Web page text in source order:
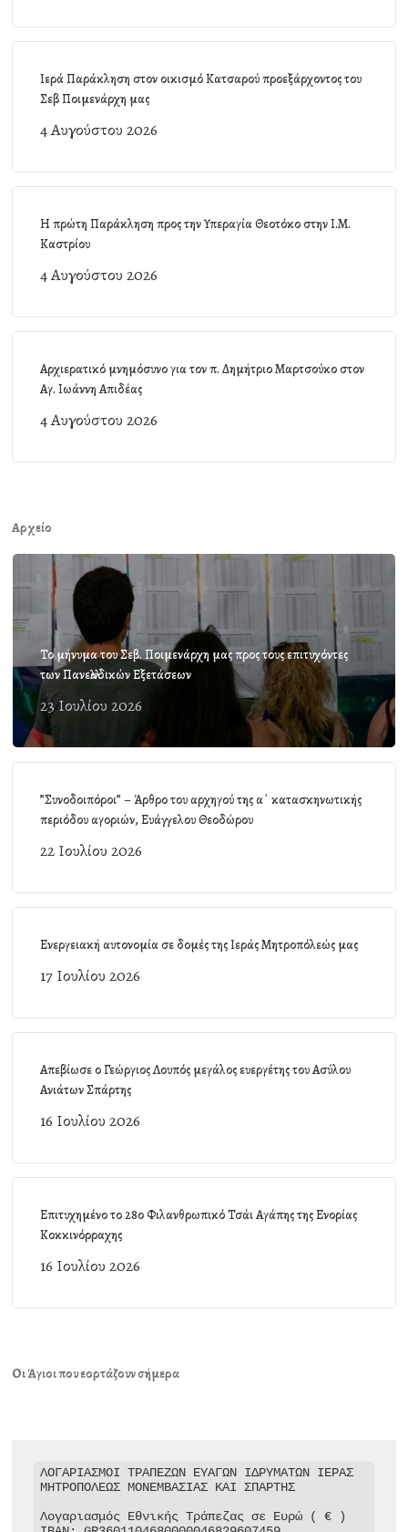
Ιερά Παράκληση στον οικισμό Κατσαρού προεξάρχοντος του
Σεβ Ποιμενάρχη μας
4 Αυγούστου 2026
Η πρώτη Παράκληση προς την Υπεραγία Θεοτόκο στην Ι.Μ.
Καστρίου
4 Αυγούστου 2026
Αρχιερατικό μνημόσυνο για τον π. Δημήτριο Μαρτσούκο στον
Αγ. Ιωάννη Απιδέας
4 Αυγούστου 2026
Αρχείο
Το μήνυμα του Σεβ. Ποιμενάρχη μας προς τους επιτυχόντες
των Πανελλαδικών Εξετάσεων
23 Ιουλίου 2026
”Συνοδοιπόροι” – Άρθρο του αρχηγού της α΄ κατασκηνωτικής
περιόδου αγοριών, Ευάγγελου Θεοδώρου
22 Ιουλίου 2026
Ενεργειακή αυτονομία σε δομές της Ιεράς Μητροπόλεώς μας
17 Ιουλίου 2026
Απεβίωσε ο Γεώργιος Λουπός μεγάλος ευεργέτης του Ασύλου
Ανιάτων Σπάρτης
16 Ιουλίου 2026
Επιτυχημένο το 28ο Φιλανθρωπικό Τσάι Αγάπης της Ενορίας
Κοκκινόρραχης
16 Ιουλίου 2026
Οι Άγιοι που εορτάζουν σήμερα
ΛΟΓΑΡΙΑΣΜΟΙ ΤΡΑΠΕΖΩΝ ΕΥΑΓΩΝ ΙΔΡΥΜΑΤΩΝ ΙΕΡΑΣ
ΜΗΤΡΟΠΟΛΕΩΣ ΜΟΝΕΜΒΑΣΙΑΣ ΚΑΙ ΣΠΑΡΤΗΣ
Λογαριασμός Εθνικής Τράπεζας σε Ευρώ ( € )